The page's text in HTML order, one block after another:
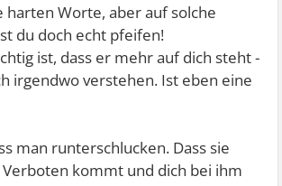
harten Worte, aber auf solche
du doch echt pfeifen!
ist, dass er mehr auf dich steht -
irgendwo verstehen. Ist eben eine
man runterschlucken. Dass sie
kommt und dich bei ihm